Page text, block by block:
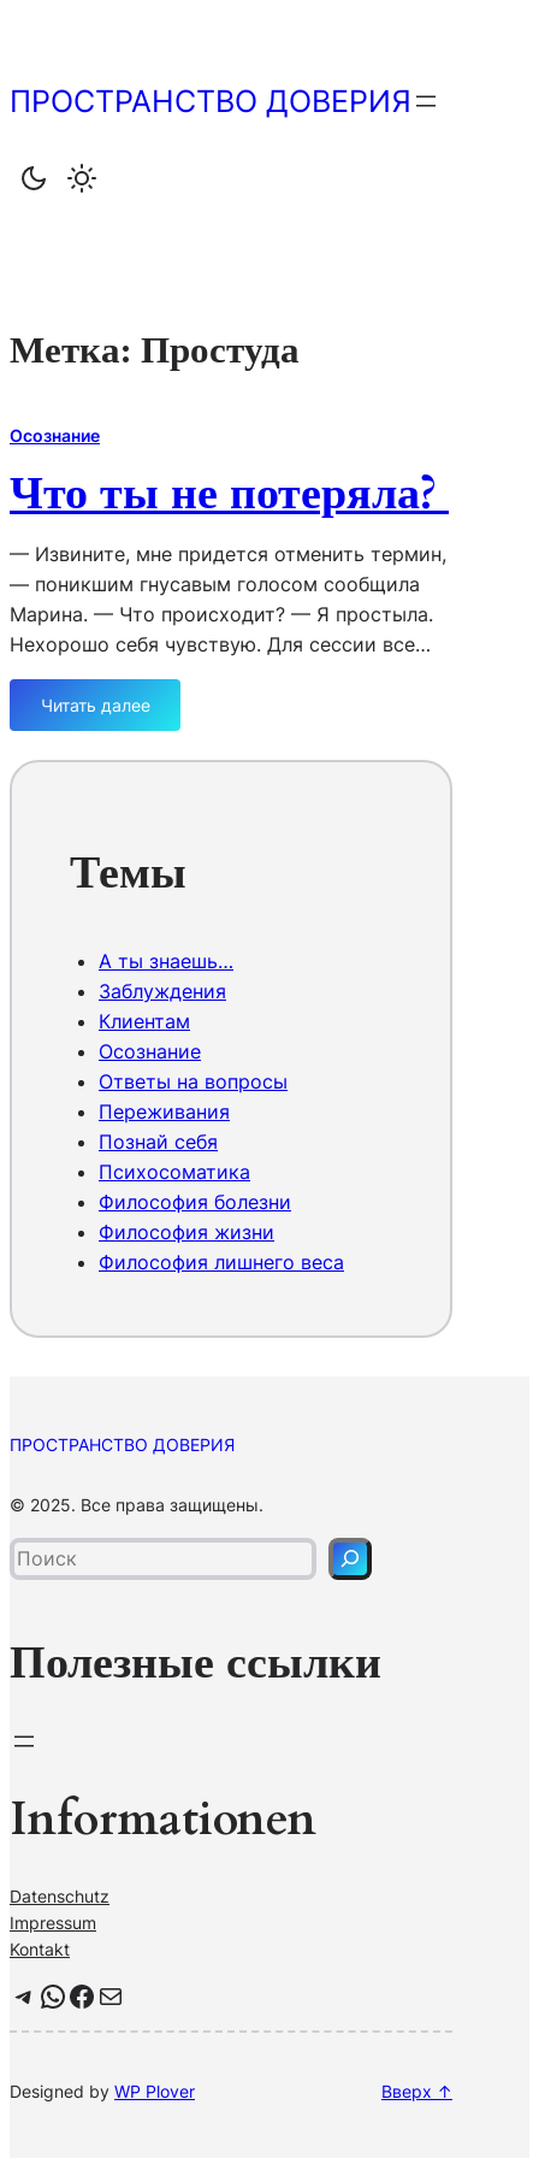
содержимому
ПРОСТРАНСТВО ДОВЕРИЯ
Метка: Простуда
Осознание
Что ты не потеряла?
— Извините, мне придется отменить термин,
— поникшим гнусавым голосом сообщила
Марина. — Что происходит? — Я простыла.
Нехорошо себя чувствую. Для сессии все…
Читать далее
:
т
н
о
т
е
р
я
л
а
?
Темы
А ты знаешь…
Заблуждения
Клиентам
Осознание
Ответы на вопросы
Переживания
Познай себя
Психосоматика
Философия болезни
Философия жизни
Философия лишнего веса
ПРОСТРАНСТВО ДОВЕРИЯ
© 2025. Все права защищены.
о
и
Полезные ссылки
Informationen
Datenschutz
Impressum
Kontakt
Telegram WhatsApp Facebook Почта
Designed by WP Plover Вверх ↑